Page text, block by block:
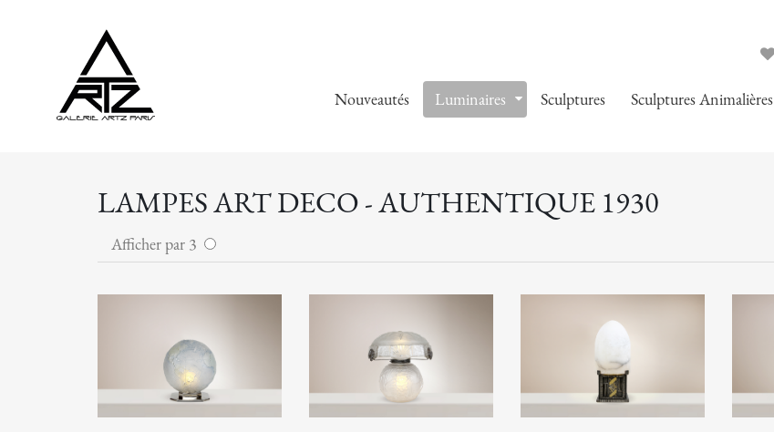
Nouveautés Luminaires Sculptures Sculptures Animalières
LAMPES ART DECO - AUTHENTIQUE 1930
Afficher par 3